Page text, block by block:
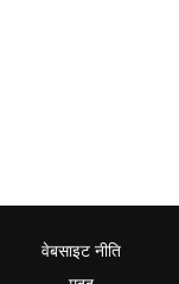
वेबसाइट नीति